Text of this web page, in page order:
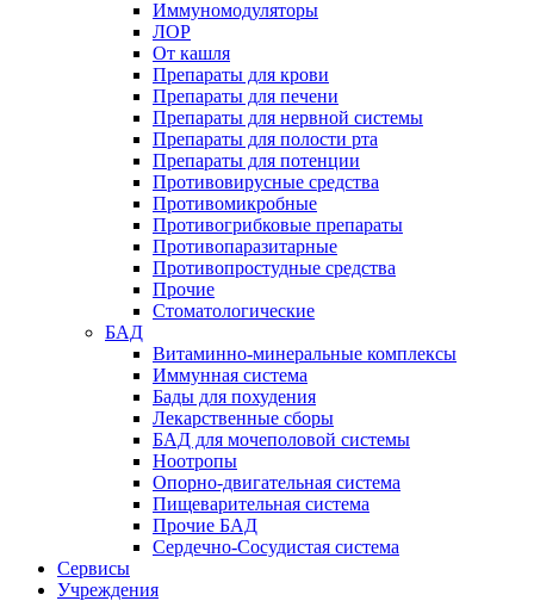
Иммуномодуляторы
ЛОР
От кашля
Препараты для крови
Препараты для печени
Препараты для нервной системы
Препараты для полости рта
Препараты для потенции
Противовирусные средства
Противомикробные
Противогрибковые препараты
Противопаразитарные
Противопростудные средства
Прочие
Стоматологические
БАД
Витаминно-минеральные комплексы
Иммунная система
Бады для похудения
Лекарственные сборы
БАД для мочеполовой системы
Ноотропы
Опорно-двигательная система
Пищеварительная система
Прочие БАД
Сердечно-Сосудистая система
Сервисы
Учреждения